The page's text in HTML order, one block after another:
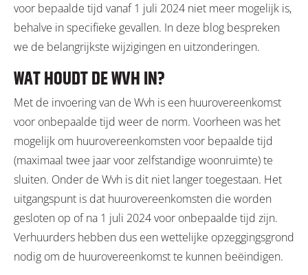
voor bepaalde tijd vanaf 1 juli 2024 niet meer mogelijk is,
behalve in specifieke gevallen. In deze blog bespreken
we de belangrijkste wijzigingen en uitzonderingen.
WAT HOUDT DE WVH IN?
Met de invoering van de Wvh is een huurovereenkomst
voor onbepaalde tijd weer de norm. Voorheen was het
mogelijk om huurovereenkomsten voor bepaalde tijd
(maximaal twee jaar voor zelfstandige woonruimte) te
sluiten. Onder de Wvh is dit niet langer toegestaan. Het
uitgangspunt is dat huurovereenkomsten die worden
gesloten op of na 1 juli 2024 voor onbepaalde tijd zijn.
Verhuurders hebben dus een wettelijke opzeggingsgrond
nodig om de huurovereenkomst te kunnen beëindigen.